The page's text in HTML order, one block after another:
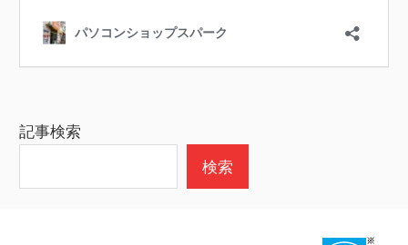
記事検索
検索